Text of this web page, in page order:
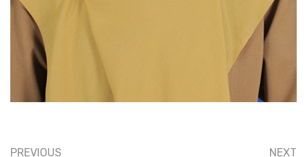
PREVIOUS NEXT